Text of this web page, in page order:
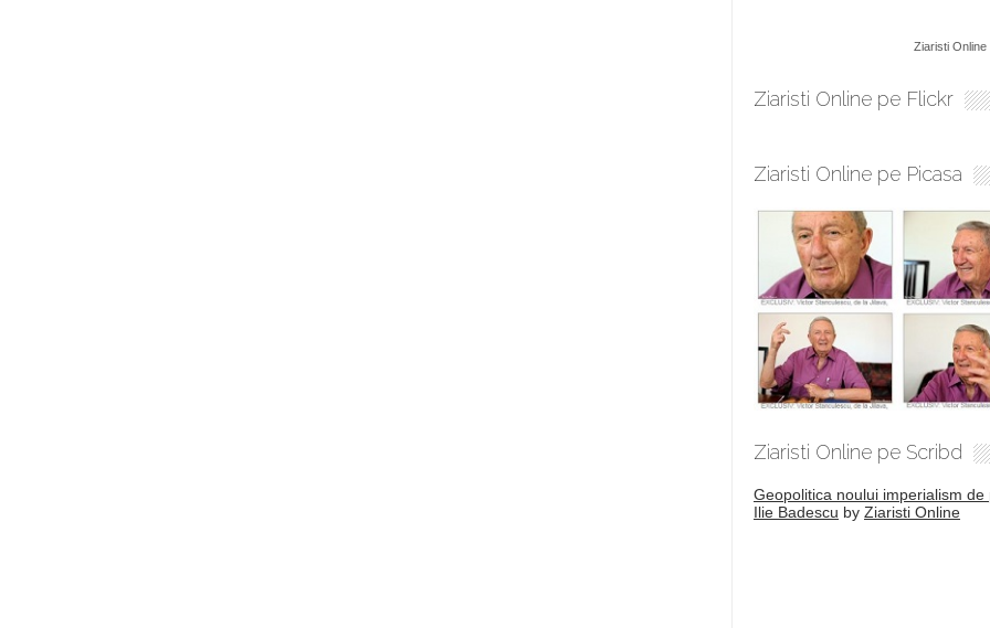
Ziaristi Online
Ziaristi Online pe Flickr
Ziaristi Online pe Picasa
Ziaristi Online pe Scribd
Geopolitica noului imperialism de
Ilie Badescu by Ziaristi Online